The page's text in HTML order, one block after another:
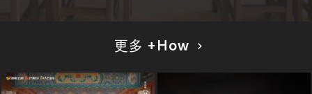
更多 +How